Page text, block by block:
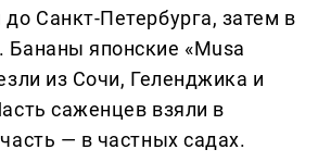
Санкт-Петербурга, затем в
японские «Musa
из Сочи, Геленджика и
саженцев взяли в
— в частных садах.